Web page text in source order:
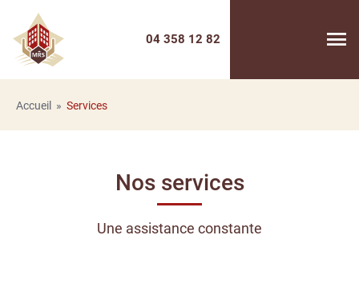
04 358 12 82
Accueil Services
Nos services
Une assistance constante